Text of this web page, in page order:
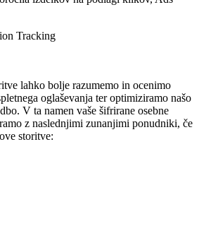
Tracking
lahko bolje razumemo in ocenimo
oglaševanja ter optimiziramo našo
V ta namen vaše šifrirane osebne
z naslednjimi zunanjimi ponudniki, če
storitve: